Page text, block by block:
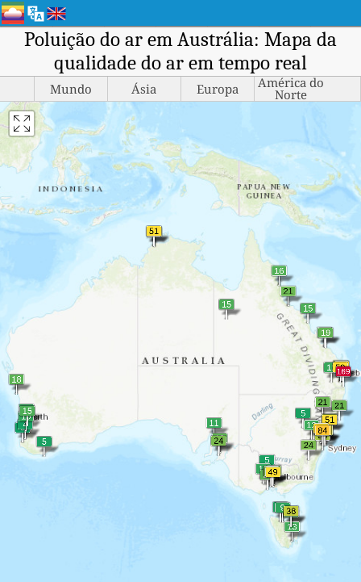
Poluição do ar em Austrália: Mapa da
qualidade do ar em tempo real
Mundo Ásia Europa América do
Norte